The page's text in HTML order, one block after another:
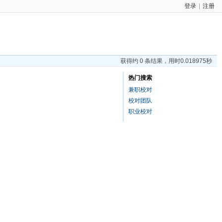
登录 注册
获得约 0 条结果，用时0.018975秒
热门搜索
兼职校对
校对团队
职业校对